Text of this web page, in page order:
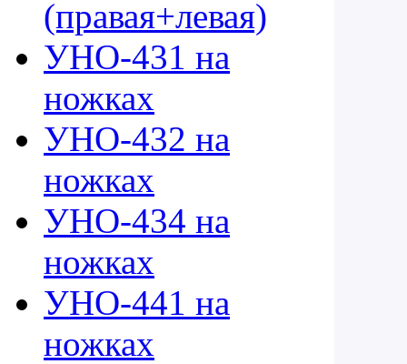
(правая+левая)
УНО-431 на
ножках
УНО-432 на
ножках
УНО-434 на
ножках
УНО-441 на
ножках